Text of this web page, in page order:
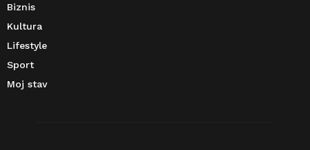
Biznis
Kultura
Lifestyle
Sport
Moj stav